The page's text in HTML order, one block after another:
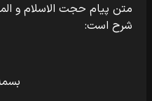
متن پیام حجت الاسلام و
شرح است: